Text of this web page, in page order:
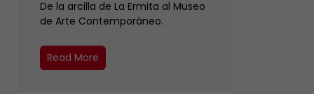
De la arcilla de La Ermita al Museo
de Arte Contemporáneo.
Read More